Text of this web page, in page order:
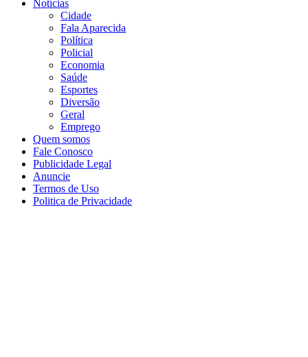
Notícias
Cidade
Fala Aparecida
Política
Policial
Economia
Saúde
Esportes
Diversão
Geral
Emprego
Quem somos
Fale Conosco
Publicidade Legal
Anuncie
Termos de Uso
Politica de Privacidade